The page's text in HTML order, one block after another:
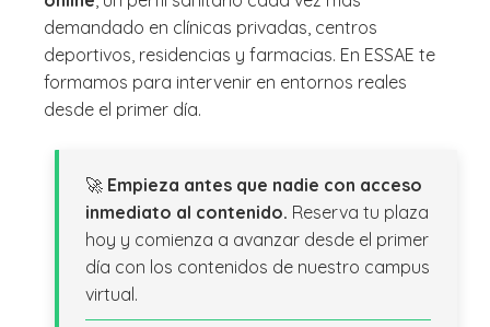
demandado en clínicas privadas, centros
deportivos, residencias y farmacias. En ESSAE te
formamos para intervenir en entornos reales
desde el primer día.
🚀 Empieza antes que nadie con acceso
inmediato al contenido. Reserva tu plaza
hoy y comienza a avanzar desde el primer
día con los contenidos de nuestro campus
virtual.